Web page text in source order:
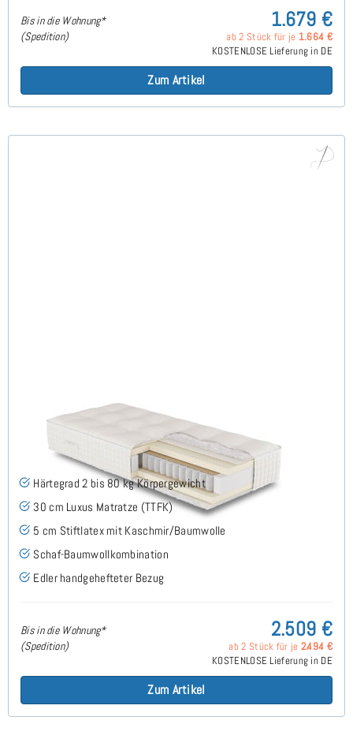
Bis in die Wohnung*
(Spedition)
1.679 €
ab 2 Stück für je 1.664 €
KOSTENLOSE Lieferung in DE
Zum Artikel
ARMINIUS H2 TTFK Luxus Matratze 80x210 cm -
Sonderanfertigung
Härtegrad 2 bis 80 kg Körpergewicht
30 cm Luxus Matratze (TTFK)
5 cm Stiftlatex mit Kaschmir/Baumwolle
Schaf-Baumwollkombination
Edler handgehefteter Bezug
Bis in die Wohnung*
(Spedition)
2.509 €
ab 2 Stück für je 2.494 €
KOSTENLOSE Lieferung in DE
Zum Artikel